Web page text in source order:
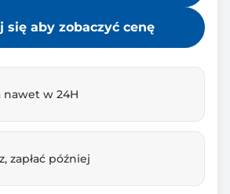
się aby zobaczyć cenę
nawet w 24H
zapłać później